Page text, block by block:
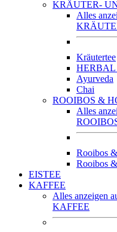
KRÄUTER-
Alles
Kräutertee
HERBAL
Ayurveda
Chai
ROOIBOS &
Alles
Rooibos
Rooibos
EISTEE
KAFFEE
Alles anzeigen
KAFFEE